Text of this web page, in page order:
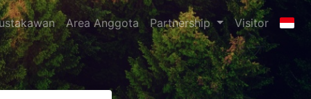
Area Anggota Partnership Visitor